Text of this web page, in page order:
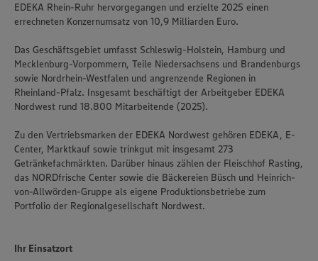
EDEKA Rhein-Ruhr hervorgegangen und erzielte 2025 einen
errechneten Konzernumsatz von 10,9 Milliarden Euro.
Das Geschäftsgebiet umfasst Schleswig-Holstein, Hamburg und
Mecklenburg-Vorpommern, Teile Niedersachsens und Brandenburgs
sowie Nordrhein-Westfalen und angrenzende Regionen in
Rheinland-Pfalz. Insgesamt beschäftigt der Arbeitgeber EDEKA
Nordwest rund 18.800 Mitarbeitende (2025).
Zu den Vertriebsmarken der EDEKA Nordwest gehören EDEKA, E-
Center, Marktkauf sowie trinkgut mit insgesamt 273
Getränkefachmärkten. Darüber hinaus zählen der Fleischhof Rasting,
das NORDfrische Center sowie die Bäckereien Büsch und Heinrich-
von-Allwörden-Gruppe als eigene Produktionsbetriebe zum
Portfolio der Regionalgesellschaft Nordwest.
Ihr Einsatzort